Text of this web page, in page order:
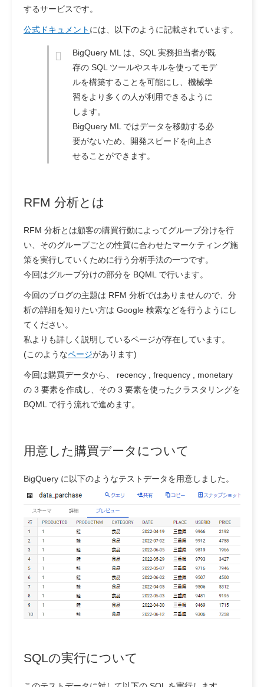
するサービスです。
公式ドキュメント には、以下のように記載されています。
BigQuery ML は、SQL 実務担当者が既
存の SQL ツールやスキルを使ってモデ
ルを構築することを可能にし、機械学
習をより多くの人が利用できるように
します。
BigQuery ML ではデータを移動する必
要がないため、開発スピードを向上さ
せることができます。
RFM 分析とは
RFM 分析とは顧客の購買行動によってグループ分けを行
い、そのグループごとの性質に合わせたマーケティング施
策を実行していくために行う分析手法の一つです。
今回はグループ分けの部分を BQML で行います。
今回のブログの主題は RFM 分析ではありませんので、分
析の詳細を知りたい方は Google 検索などを行うようにし
てください。
私よりも詳しく説明しているページが存在しています。
(このようなページがあります)
今回は購買データから、 recency , frequency , monetary
の 3 要素を作成し、その 3 要素を使ったクラスタリングを
BQML で行う流れで進めます。
用意した購買データについて
BigQuery に以下のようなテストデータを用意しました。
SQLの実行について